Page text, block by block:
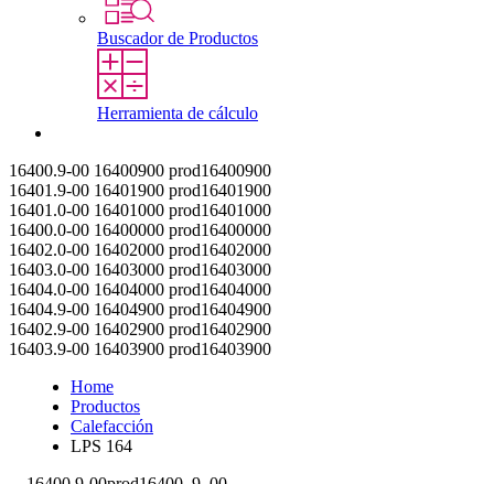
Buscador de Productos
Herramienta de cálculo
16400.9-00 16400900 prod16400900
16401.9-00 16401900 prod16401900
16401.0-00 16401000 prod16401000
16400.0-00 16400000 prod16400000
16402.0-00 16402000 prod16402000
16403.0-00 16403000 prod16403000
16404.0-00 16404000 prod16404000
16404.9-00 16404900 prod16404900
16402.9-00 16402900 prod16402900
16403.9-00 16403900 prod16403900
Home
Productos
Calefacción
LPS 164